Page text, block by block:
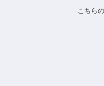
こちら